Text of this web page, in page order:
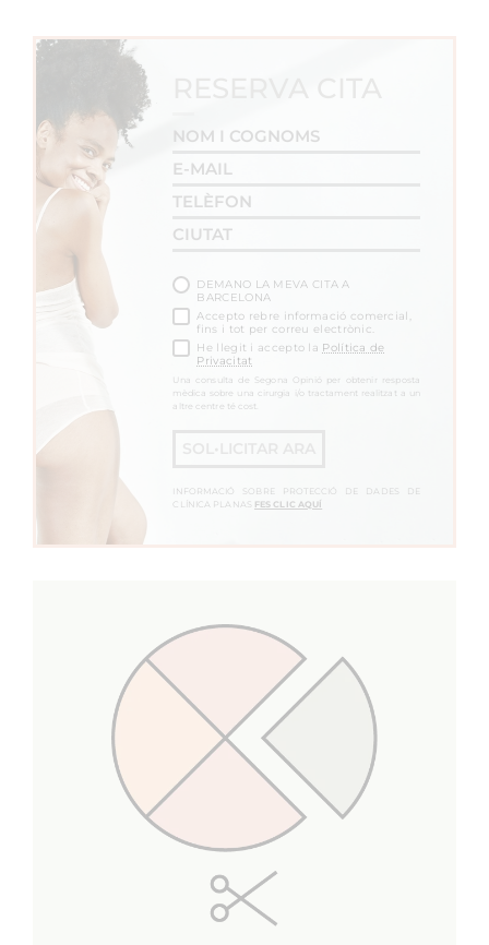
DEMANO LA MEVA CITA A
BARCELONA
Accepto rebre informació comercial,
fins i tot per correu electrònic.
He llegit i accepto la Política de
Privacitat
Una consulta de Segona Opinió per obtenir resposta
mèdica sobre una cirurgia i/o tractament realitzat a un
altre centre té cost.
INFORMACIÓ SOBRE PROTECCIÓ DE DADES DE
CLÍNICA PLANAS FES CLIC AQUÍ